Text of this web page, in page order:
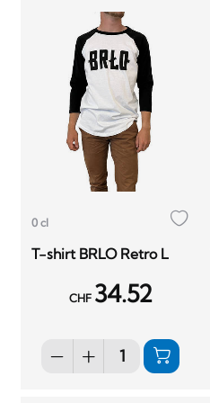
0 cl
T-shirt BRLO Retro L
CHF 34.52